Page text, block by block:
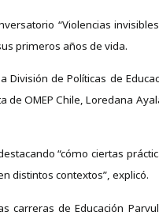
“Violencias
primeros años de vida.
de Políticas de
OMEP Chile, Loredana
“cómo ciertas
distintos contextos”, explicó.
carreras de Educación